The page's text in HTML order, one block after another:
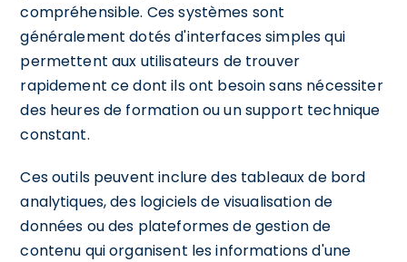
compréhensible. Ces systèmes sont
généralement dotés d'interfaces simples qui
permettent aux utilisateurs de trouver
rapidement ce dont ils ont besoin sans nécessiter
des heures de formation ou un support technique
constant.
Ces outils peuvent inclure des tableaux de bord
analytiques, des logiciels de visualisation de
données ou des plateformes de gestion de
contenu qui organisent les informations d'une